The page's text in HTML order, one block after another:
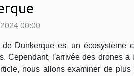
00:00
de Dunkerque est un écosystème
Cependant, l'arrivée des drones
nous allons examiner de